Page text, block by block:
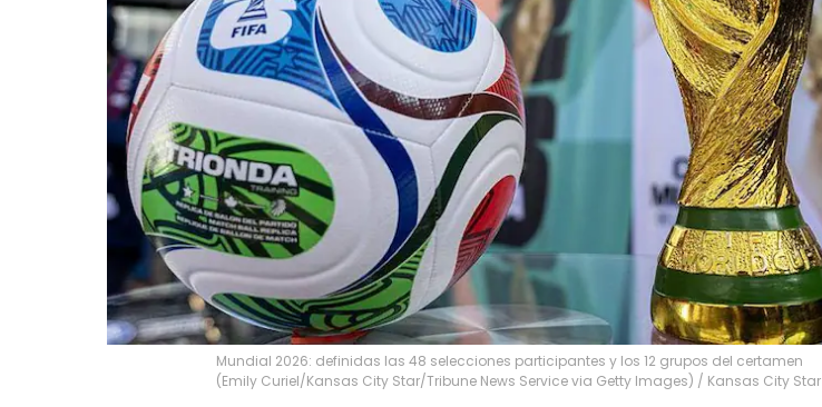
Mundial 2026: definidas las 48 selecciones participantes y los 12 grupos del certamen
(Emily Curiel/Kansas City Star/Tribune News Service via Getty Images) / Kansas City Star